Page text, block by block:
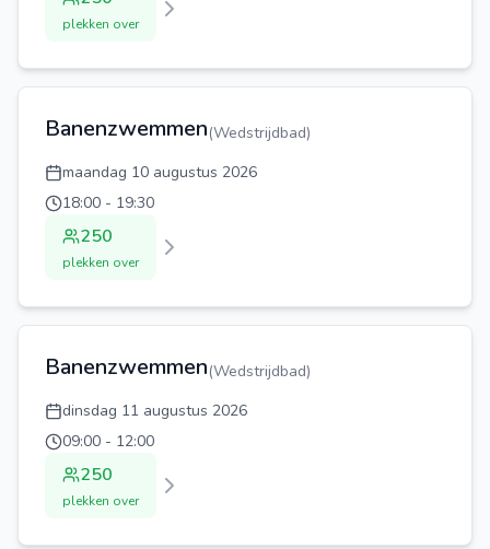
plekken over
Banenzwemmen(Wedstrijdbad)
maandag 10 augustus 2026
18:00 - 19:30
250
plekken over
Banenzwemmen(Wedstrijdbad)
dinsdag 11 augustus 2026
09:00 - 12:00
250
plekken over